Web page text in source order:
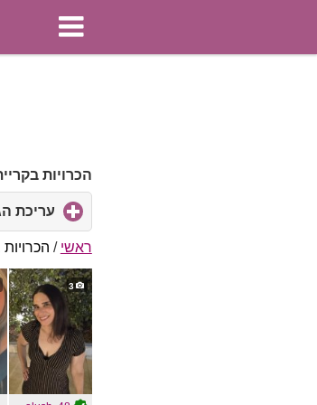
הכרויות
עריכת
ראשי /
3